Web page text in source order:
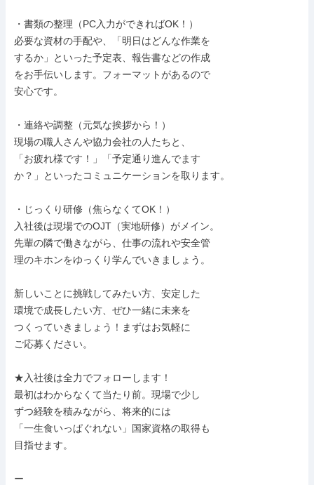
・書類の整理（PC入力ができればOK！）
必要な資材の手配や、「明日はどんな作業を
するか」といった予定表、報告書などの作成
をお手伝いします。フォーマットがあるので
安心です。
・連絡や調整（元気な挨拶から！）
現場の職人さんや協力会社の人たちと、
「お疲れ様です！」「予定通り進んでます
か？」といったコミュニケーションを取ります。
・じっくり研修（焦らなくてOK！）
入社後は現場でのOJT（実地研修）がメイン。
先輩の隣で働きながら、仕事の流れや安全管
理のキホンをゆっくり学んでいきましょう。
新しいことに挑戦してみたい方、安定した
環境で成長したい方、ぜひ一緒に未来を
つくっていきましょう！まずはお気軽に
ご応募ください。
★入社後は全力でフォローします！
最初はわからなくて当たり前。現場で少し
ずつ経験を積みながら、将来的には
「一生食いっぱぐれない」国家資格の取得も
目指せます。
ー